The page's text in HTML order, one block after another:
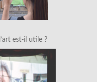
est-il utile ?